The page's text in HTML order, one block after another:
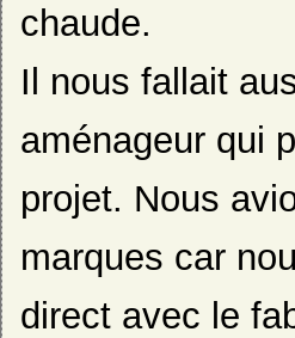
chaude.
Il nous fallait
aménageur qui
projet. Nous
marques car
direct avec le